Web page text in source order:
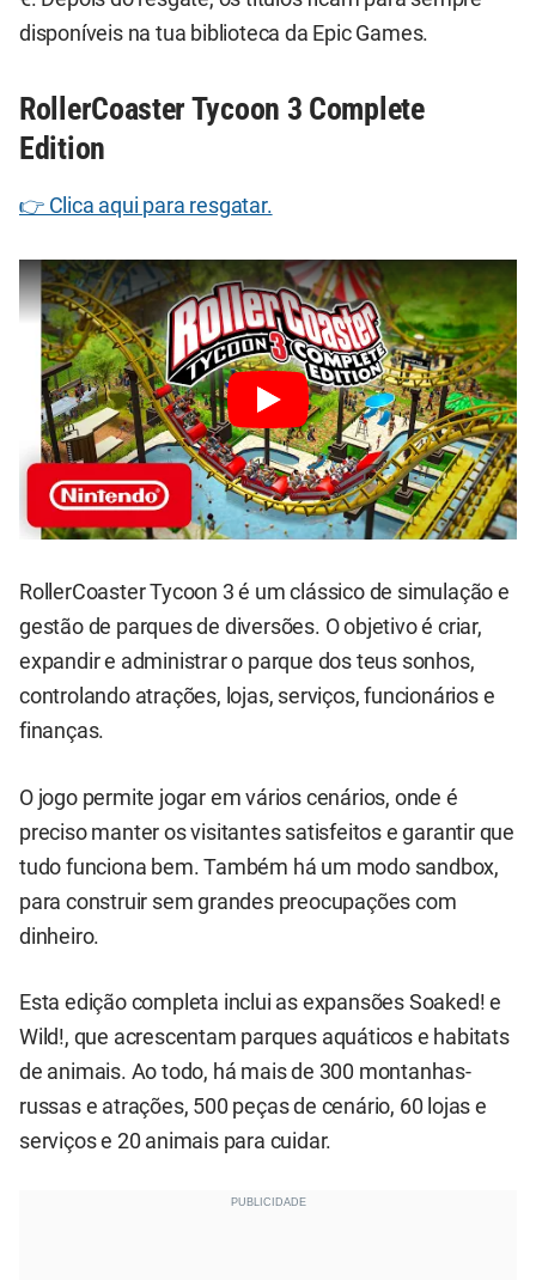
disponíveis na tua biblioteca da Epic Games.
RollerCoaster Tycoon 3 Complete
Edition
👉 Clica aqui para resgatar.
RollerCoaster Tycoon 3 é um clássico de simulação e
gestão de parques de diversões. O objetivo é criar,
expandir e administrar o parque dos teus sonhos,
controlando atrações, lojas, serviços, funcionários e
finanças.
O jogo permite jogar em vários cenários, onde é
preciso manter os visitantes satisfeitos e garantir que
tudo funciona bem. Também há um modo sandbox,
para construir sem grandes preocupações com
dinheiro.
Esta edição completa inclui as expansões Soaked! e
Wild!, que acrescentam parques aquáticos e habitats
de animais. Ao todo, há mais de 300 montanhas-
russas e atrações, 500 peças de cenário, 60 lojas e
serviços e 20 animais para cuidar.